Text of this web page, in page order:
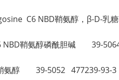
C6 NBD鞘氨醇，β-D-
鞘氨醇磷酰胆碱 39-
氨醇 39-5052 477239-93-3